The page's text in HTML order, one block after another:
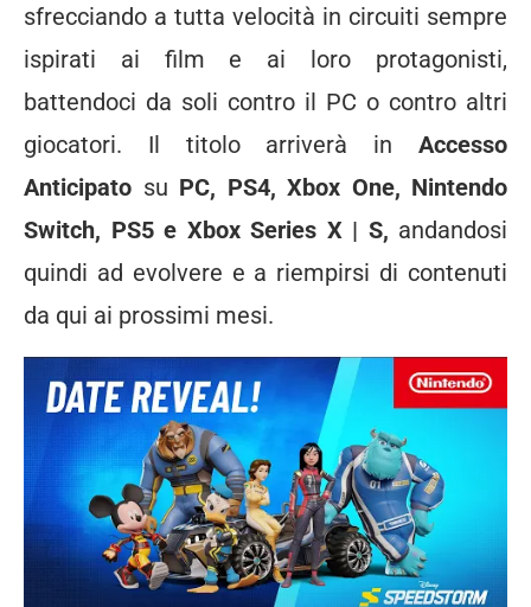
sfrecciando a tutta velocità in circuiti sempre
ispirati ai film e ai loro protagonisti,
battendoci da soli contro il PC o contro altri
giocatori. Il titolo arriverà in Accesso
Anticipato su PC, PS4, Xbox One, Nintendo
Switch, PS5 e Xbox Series X | S, andandosi
quindi ad evolvere e a riempirsi di contenuti
da qui ai prossimi mesi.